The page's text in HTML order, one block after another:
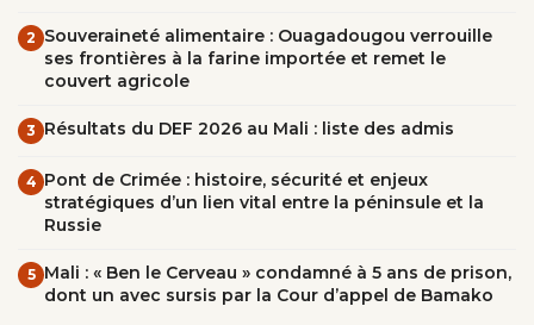
2 Souveraineté alimentaire : Ouagadougou verrouille
ses frontières à la farine importée et remet le
couvert agricole
3 Résultats du DEF 2026 au Mali : liste des admis
4 Pont de Crimée : histoire, sécurité et enjeux
stratégiques d’un lien vital entre la péninsule et la
Russie
5 Mali : « Ben le Cerveau » condamné à 5 ans de prison,
dont un avec sursis par la Cour d’appel de Bamako